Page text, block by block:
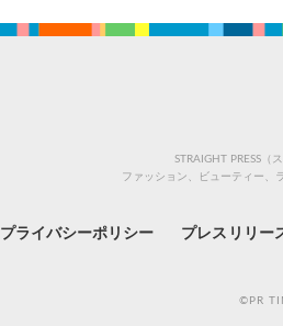
STRAIGHT PRESS（
ファッション、ビューティー、
プライバシーポリシー プレスリリー
©PR